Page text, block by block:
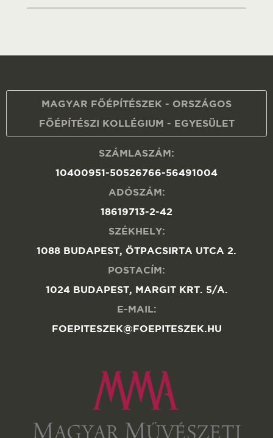
MAGYAR FŐÉPÍTÉSZEK - ORSZÁGOS
FŐÉPÍTÉSZI KOLLÉGIUM - EGYESÜLET
SZÁMLASZÁM:
10400951-50526766-56491004
ADÓSZÁM:
18619713-2-42
SZÉKHELY:
1088 BUDAPEST, ÖTPACSIRTA UTCA 2.
POSTACÍM:
1024 BUDAPEST, MARGIT KRT. 5/A.
E-MAIL:
FOEPITESZEK@FOEPITESZEK.HU